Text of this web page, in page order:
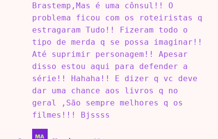
Brastemp,Mas é uma cônsul!! O
problema ficou com os roteiristas q
estragaram Tudo!! Fizeram todo o
tipo de merda q se possa imaginar!!
Até suprimir personagem!! Apesar
disso estou aqui para defender a
série!! Hahaha!! E dizer q vc deve
dar uma chance aos livros q no
geral ,São sempre melhores q os
filmes!!! Bjssss